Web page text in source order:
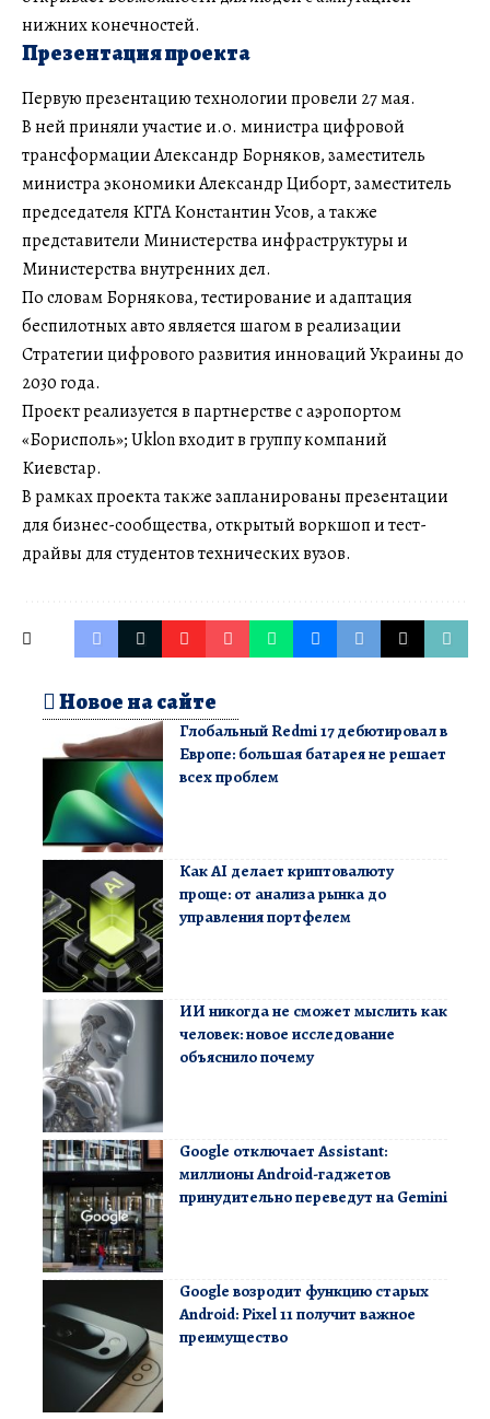
нижних конечностей.
Презентация проекта
Первую презентацию технологии провели 27 мая.
В ней приняли участие и.о. министра цифровой
трансформации Александр Борняков, заместитель
министра экономики Александр Циборт, заместитель
председателя КГГА Константин Усов, а также
представители Министерства инфраструктуры и
Министерства внутренних дел.
По словам Борнякова, тестирование и адаптация
беспилотных авто является шагом в реализации
Стратегии цифрового развития инноваций Украины до
2030 года.
Проект реализуется в партнерстве с аэропортом
«Борисполь»; Uklon входит в группу компаний
Киевстар.
В рамках проекта также запланированы презентации
для бизнес-сообщества, открытый воркшоп и тест-
драйвы для студентов технических вузов.
Новое на сайте
Глобальный Redmi 17 дебютировал в
Европе: большая батарея не решает
всех проблем
Как AI делает криптовалюту
проще: от анализа рынка до
управления портфелем
ИИ никогда не сможет мыслить как
человек: новое исследование
объяснило почему
Google отключает Assistant:
миллионы Android-гаджетов
принудительно переведут на Gemini
Google возродит функцию старых
Android: Pixel 11 получит важное
преимущество